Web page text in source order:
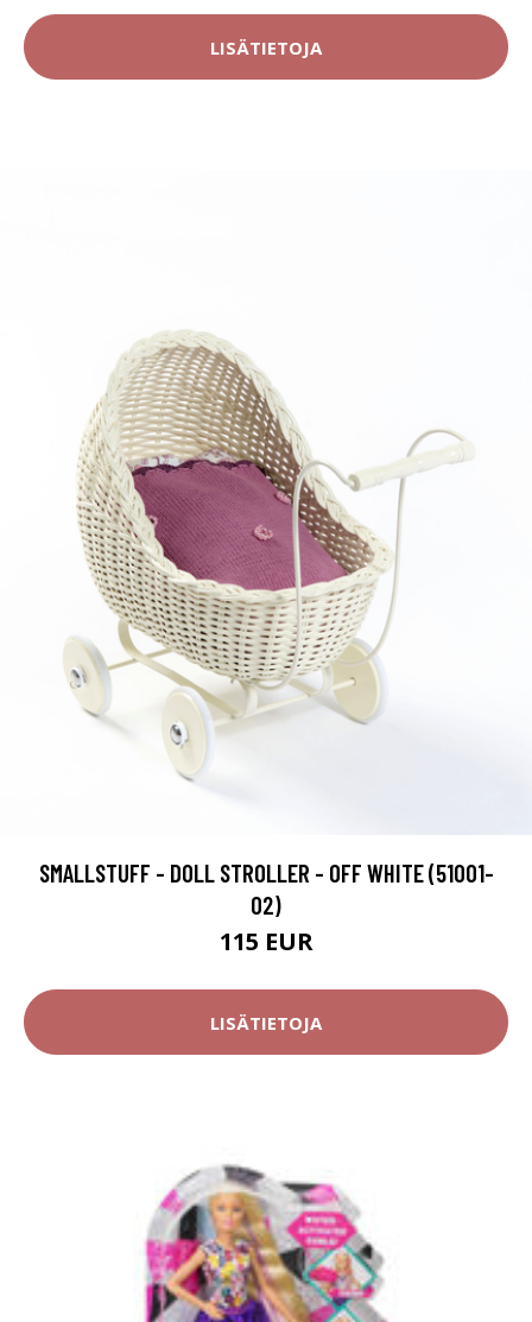
LISÄTIETOJA
SMALLSTUFF - DOLL STROLLER - OFF WHITE (51001-
02)
115 EUR
LISÄTIETOJA